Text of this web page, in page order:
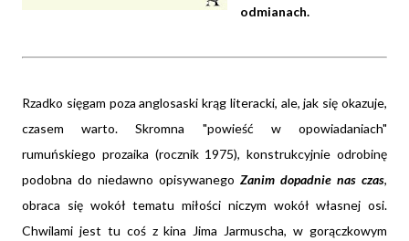
odmianach.
Rzadko sięgam poza anglosaski krąg literacki, ale, jak się okazuje,
czasem warto. Skromna "powieść w opowiadaniach"
rumuńskiego prozaika (rocznik 1975), konstrukcyjnie odrobinę
podobna do niedawno opisywanego Zanim dopadnie nas czas,
obraca się wokół tematu miłości niczym wokół własnej osi.
Chwilami jest tu coś z kina Jima Jarmuscha, w gorączkowym